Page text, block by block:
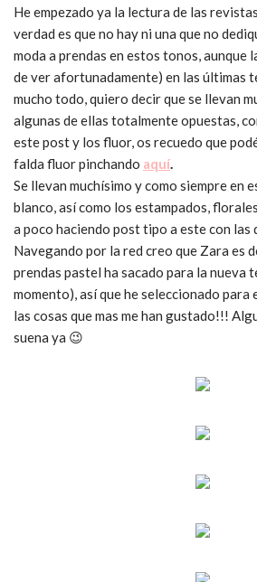
He empezado ya la lectura de las
verdad es que no hay ni una que no
moda a prendas en estos tonos, aunque
de ver afortunadamente) en las últimas
mucho todo, quiero decir que se llevan
algunas de ellas totalmente opuestas,
este post y los fluor, os recuedo que
falda fluor pinchando aquí.
Se llevan muchísimo y como siempre en
blanco, así como los estampados,
a poco haciendo post tipo a este con
Navegando por la red creo que Zara es
prendas pastel ha sacado para la nueva
momento), así que he seleccionado para
las cosas que mas me han gustado!!!
suena ya 😉